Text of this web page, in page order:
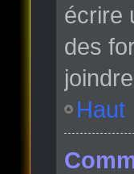
écrire
des
Haut